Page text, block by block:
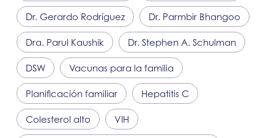
Dr. Gerardo Rodríguez Dr. Parmbir Bhangoo
Dra. Parul Kaushik Dr. Stephen A. Schulman
DSW Vacunas para la familia
Planificación familiar Hepatitis C
Colesterol alto VIH